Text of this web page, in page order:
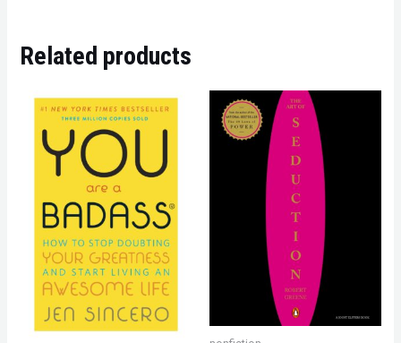
Related products